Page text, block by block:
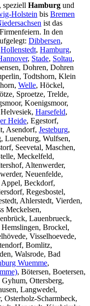
, speziell Hamburg und
Holstein bis Bremen
ist das
In den
Dibbersen,
Hollenstedt, Hamburg,
, Stade, Soltau,
Dohren, Dohren
Todtshorn, Klein
Welle, Höckel,
Sproetze, Trelde,
Koenigsmoor,
Harsefeld,
Heide, Egestorf,
Asendorf, Jesteburg,
Lueneburg, Wulfsen,
Seevetal, Maschen,
Meckelfeld,
Altenwerder,
Neuenfelde,
Appel, Beckdorf,
Regesbostel,
Ahlerstedt, Vierden,
Meckelsen,
Lauenbrueck,
Brockel,
Visselhoevede,
Bomlitz,
Walsrode, Bad
Wuemme,
, Bötersen, Boetersen,
Ottersberg,
Langwedel,
Scharmbeck,